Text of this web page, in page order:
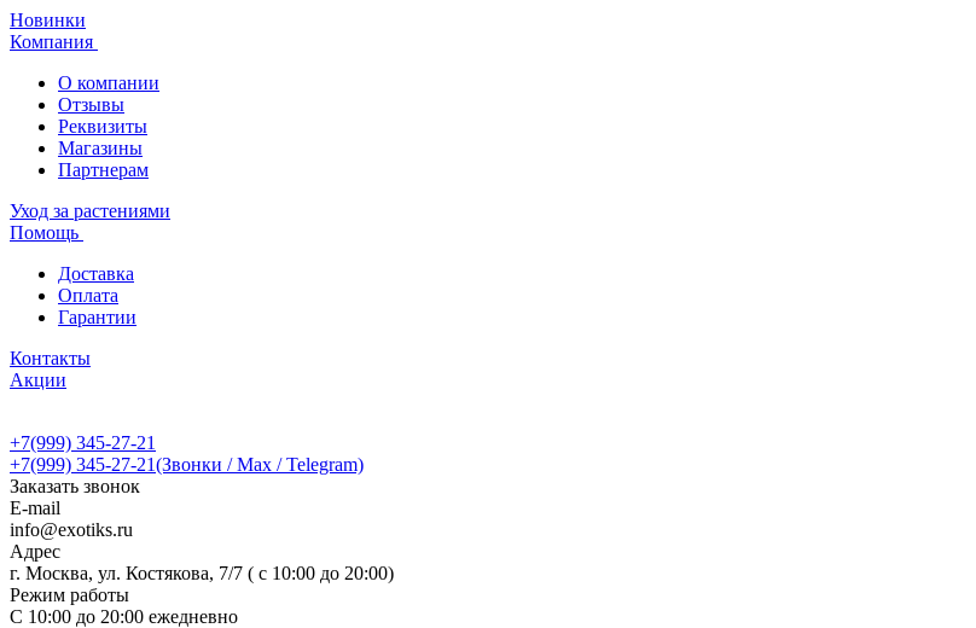
Новинки
Компания
О компании
Отзывы
Реквизиты
Магазины
Партнерам
Уход за растениями
Помощь
Доставка
Оплата
Гарантии
Контакты
Акции
+7(999) 345-27-21
+7(999) 345-27-21(Звонки / Max / Telegram)
Заказать звонок
E-mail
info@exotiks.ru
Адрес
г. Москва, ул. Костякова, 7/7 ( с 10:00 до 20:00)
Режим работы
С 10:00 до 20:00 ежедневно